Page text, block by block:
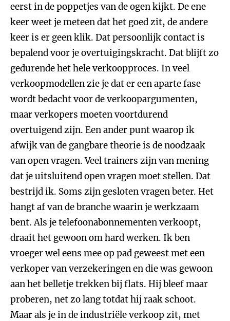
eerst in de poppetjes van de ogen kijkt. De ene
keer weet je meteen dat het goed zit, de andere
keer is er geen klik. Dat persoonlijk contact is
bepalend voor je overtuigingskracht. Dat blijft zo
gedurende het hele verkoopproces. In veel
verkoopmodellen zie je dat er een aparte fase
wordt bedacht voor de verkoopargumenten,
maar verkopers moeten voortdurend
overtuigend zijn. Een ander punt waarop ik
afwijk van de gangbare theorie is de noodzaak
van open vragen. Veel trainers zijn van mening
dat je uitsluitend open vragen moet stellen. Dat
bestrijd ik. Soms zijn gesloten vragen beter. Het
hangt af van de branche waarin je werkzaam
bent. Als je telefoonabonnementen verkoopt,
draait het gewoon om hard werken. Ik ben
vroeger wel eens mee op pad geweest met een
verkoper van verzekeringen en die was gewoon
aan het belletje trekken bij flats. Hij bleef maar
proberen, net zo lang totdat hij raak schoot.
Maar als je in de industriële verkoop zit, met